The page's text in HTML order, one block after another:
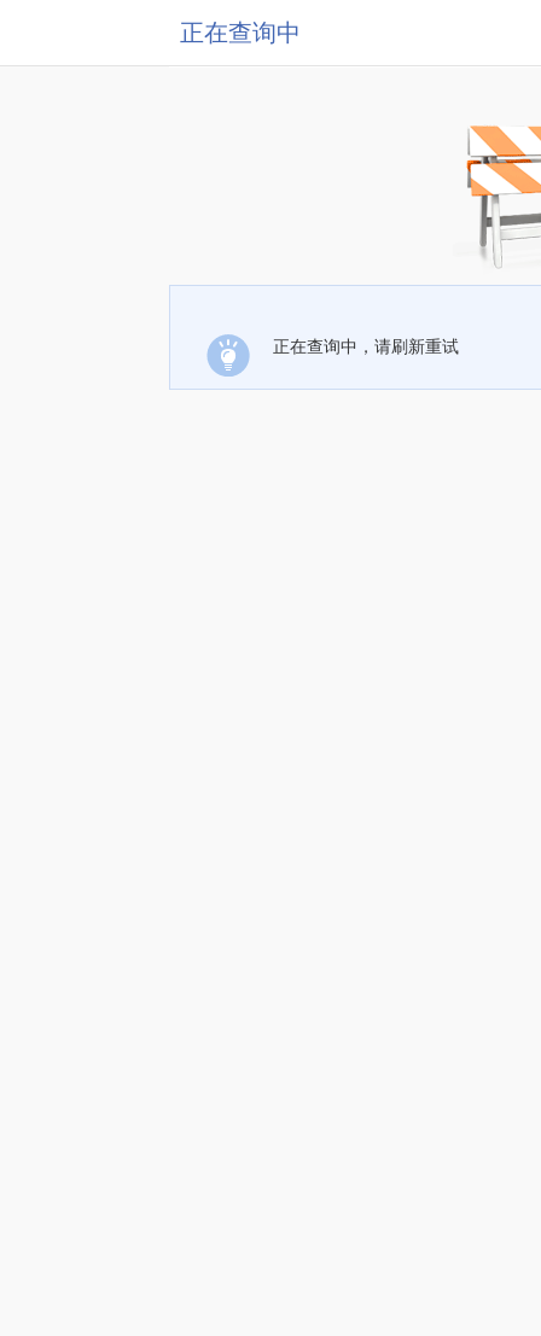
正在查询中
正在查询中，请刷新重试